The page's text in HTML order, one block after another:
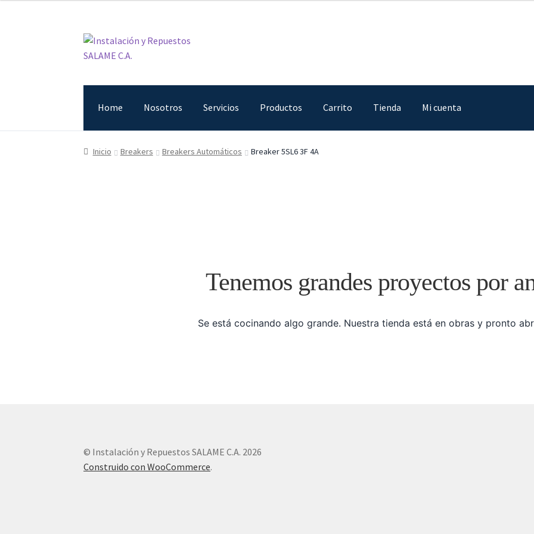
Ir
a
la
Ir
al
contenido
Home Nosotros Servicios Productos Carrito Tienda Mi cuenta
Inicio Carrito Contacto Curso Básico Portal TIA Finalizar compra
Inicio Breakers Breakers Automáticos Breaker 5SL6 3F 4A
Tenemos grandes proyectos por
Se está cocinando algo grande. Nuestra tienda está en obras y pronto
© Instalación y Repuestos SALAME C.A. 2026
Construido con WooCommerce.